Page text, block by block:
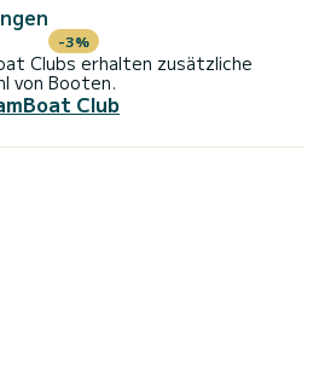
-3%
Clubs erhalten zusätzliche
von Booten.
Club